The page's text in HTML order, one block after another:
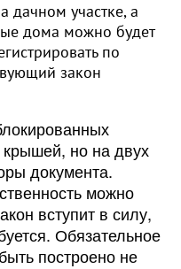
дачном участке, а
дома можно будет
по
закон
но на двух
документа.
можно
вступит в силу,
Обязательное
построено не